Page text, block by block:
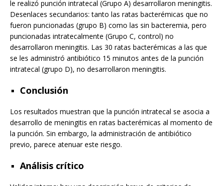
le realizó punción intratecal (Grupo A) desarrollaron meningitis.
Desenlaces secundarios: tanto las ratas bacterémicas que no
fueron puncionadas (grupo B) como las sin bacteremia, pero
puncionadas intratecalmente (Grupo C, control) no
desarrollaron meningitis. Las 30 ratas bacterémicas a las que
se les administró antibiótico 15 minutos antes de la punción
intratecal (grupo D), no desarrollaron meningitis.
Conclusión
Los resultados muestran que la punción intratecal se asocia a
desarrollo de meningitis en ratas bacterémicas al momento de
la punción. Sin embargo, la administración de antibiótico
previo, parece atenuar este riesgo.
Análisis crítico